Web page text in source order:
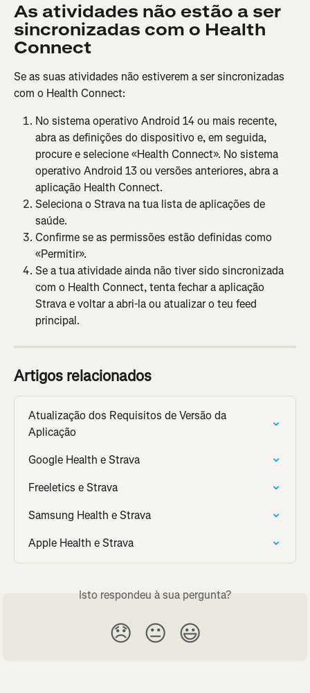
As atividades não estão a ser
sincronizadas com o Health
Connect
Se as suas atividades não estiverem a ser sincronizadas
com o Health Connect:
No sistema operativo Android 14 ou mais recente,
abra as definições do dispositivo e, em seguida,
procure e selecione «Health Connect». No sistema
operativo Android 13 ou versões anteriores, abra a
aplicação Health Connect.
Seleciona o Strava na tua lista de aplicações de
saúde.
Confirme se as permissões estão definidas como
«Permitir».
Se a tua atividade ainda não tiver sido sincronizada
com o Health Connect, tenta fechar a aplicação
Strava e voltar a abri-la ou atualizar o teu feed
principal.
Artigos relacionados
Atualização dos Requisitos de Versão da
Aplicação
Google Health e Strava
Freeletics e Strava
Samsung Health e Strava
Apple Health e Strava
Isto respondeu à sua pergunta?
😞 😐 😃